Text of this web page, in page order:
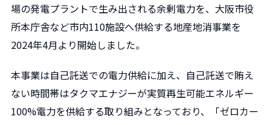
場の発電プラントで生み出される余剰電力を、大阪市役
所本庁舎など市内110施設へ供給する地産地消事業を
2024年4月より開始しました。
本事業は自己託送での電力供給に加え、自己託送で賄え
ない時間帯はタクマエナジーが実質再生可能エネルギー
100%電力を供給する取り組みとなっており、「ゼロカー